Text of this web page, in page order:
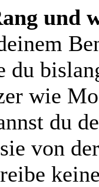
und
du
wie
du
von